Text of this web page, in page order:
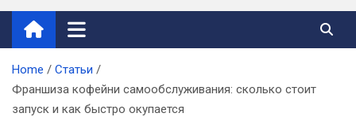
anta-rent.kiev.ua
Home
Статьи
Франшиза кофейни самообслуживания: сколько стоит
запуск и как быстро окупается